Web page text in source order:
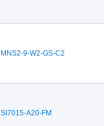
MNS2-9-W2-GS-C2
SI7015-A20-FM